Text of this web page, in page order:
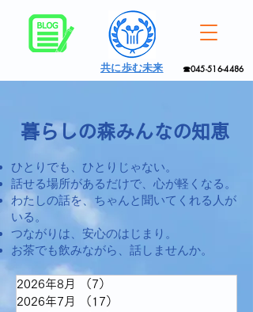
☎045-516-4486
共に歩む未来
暮らしの森みんなの知恵
ひとりでも、ひとりじゃない。
話せる場所があるだけで、心が軽くなる。
わたしの話を、ちゃんと聞いてくれる人が
いる。
つながりは、安心のはじまり。
お茶でも飲みながら、話しませんか。
2026年8月 （7）
2026年7月
（17）